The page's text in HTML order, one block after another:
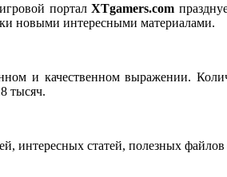
портал XTgamers.com
новыми интересными материалами.
и качественном выражении.
тысяч.
интересных статей, полезных